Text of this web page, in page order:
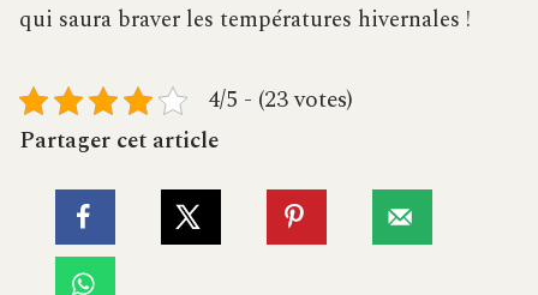
qui saura braver les températures hivernales !
4/5 - (23 votes)
Partager cet article